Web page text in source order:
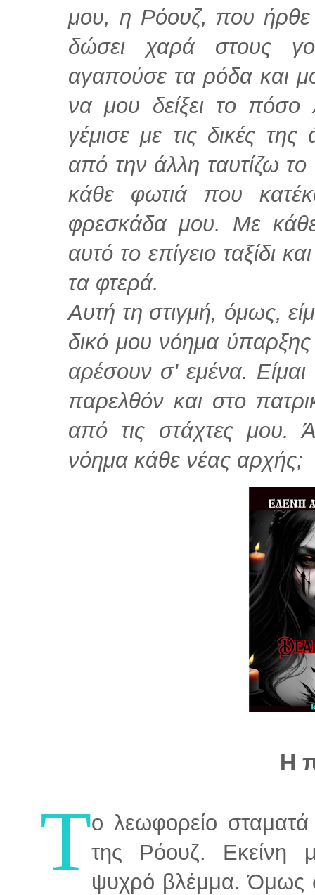
μου, η Ρόουζ, που ήρθε
δώσει χαρά στους
αγαπούσε τα ρόδα και
να μου δείξει το πόσο
γέμισε με τις δικές
από την άλλη ταυτίζω
κάθε φωτιά που
φρεσκάδα μου. Με
αυτό το επίγειο ταξίδι
τα φτερά.
Αυτή τη στιγμή, όμως,
δικό μου νόημα
αρέσουν σ' εμένα.
παρελθόν και στο
από τις στάχτες μου.
νόημα κάθε νέας αρχής;
Η
Το λεωφορείο
της Ρόουζ. Εκείνη
ψυχρό βλέμμα. Όμως